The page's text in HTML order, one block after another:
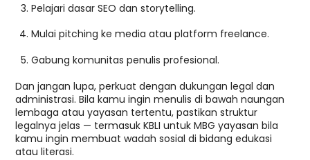
Pelajari dasar SEO dan storytelling.
Mulai pitching ke media atau platform freelance.
Gabung komunitas penulis profesional.
Dan jangan lupa, perkuat dengan dukungan legal dan
administrasi. Bila kamu ingin menulis di bawah naungan
lembaga atau yayasan tertentu, pastikan struktur
legalnya jelas — termasuk KBLI untuk MBG yayasan bila
kamu ingin membuat wadah sosial di bidang edukasi
atau literasi.